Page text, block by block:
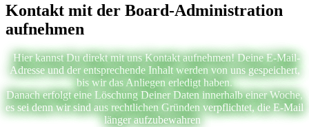
Kontakt mit der Board-Administration
aufnehmen
Hier kannst Du direkt mit uns Kontakt aufnehmen! Deine E-Mail-
Adresse und der entsprechende Inhalt werden von uns gespeichert,
bis wir das Anliegen erledigt haben.
Danach erfolgt eine Löschung Deiner Daten innerhalb einer Woche,
es sei denn wir sind aus rechtlichen Gründen verpflichtet, die E-Mail
länger aufzubewahren